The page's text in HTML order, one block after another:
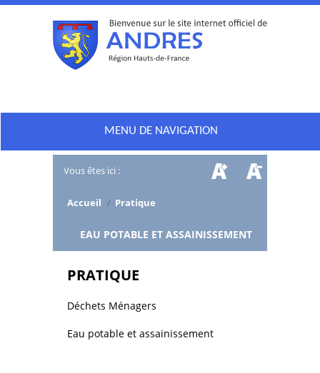
MENU DE NAVIGATION
Vous êtes ici :
Accueil / Pratique
EAU POTABLE ET ASSAINISSEMENT
PRATIQUE
Déchets Ménagers
Eau potable et assainissement